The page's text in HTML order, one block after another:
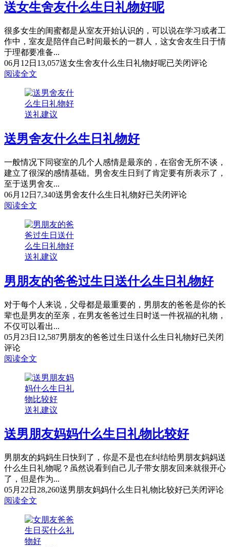
送女生舍友什么生日礼物好呢
很多女生的闺蜜都是从室友开始认识的，可以说在学习或者工
作中，室友是陪伴自己时间最长的一群人，这女舍友生日于情
于理都要准备...
06月12日 13,057送女生舍友什么生日礼物好呢已关闭评论
阅读全文
送礼建议
送男舍友什么生日礼物好
一般情况下同寝室的几个人感情是最亲的，在宿舍无所不谈，
建立了很深的感情基础。男舍友生日到了肯定要有所表示了，
至于送男舍友...
06月12日 7,340送男舍友什么生日礼物好已关闭评论
阅读全文
送礼建议
男朋友的爸爸过生日送什么生日礼物好
对于每个人来说，父母都是最重要的，男朋友的爸爸是你的长
辈也是男友的至亲，在男友爸爸过生日时送一件祝福的礼物，
不仅可以看出...
05月23日 12,587男朋友的爸爸过生日送什么生日礼物好已关闭
评论
阅读全文
送礼建议
送男朋友妈妈什么生日礼物比较好
男朋友的妈妈生日快到了，你是不是也在纠结给男朋友妈妈送
什么生日礼物呢？虽然说看到自己儿子带女朋友回来就很开心
了，但是作为...
05月22日 28,260送男朋友妈妈什么生日礼物比较好已关闭评论
阅读全文